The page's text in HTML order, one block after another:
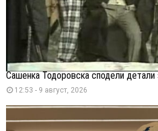
Сашенка Тодоровска сподели детали
12:53 - 9 август, 2026